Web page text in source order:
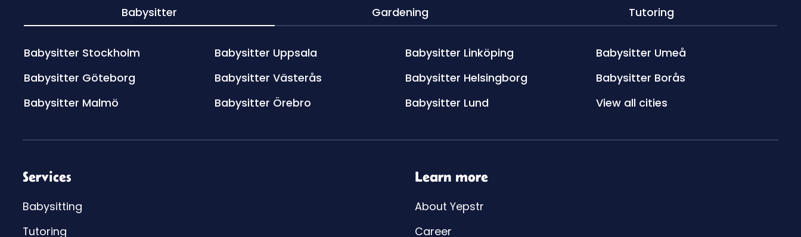
Babysitter Gardening Tutoring
Babysitter Stockholm
Babysitter Göteborg
Babysitter Malmö
Babysitter Uppsala
Babysitter Västerås
Babysitter Örebro
Babysitter Linköping
Babysitter Helsingborg
Babysitter Lund
Babysitter Umeå
Babysitter Borås
View all cities
Services
Babysitting
Tutoring
Learn more
About Yepstr
Career